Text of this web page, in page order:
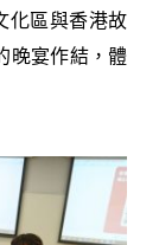
化區與香港故
晚宴作結，體